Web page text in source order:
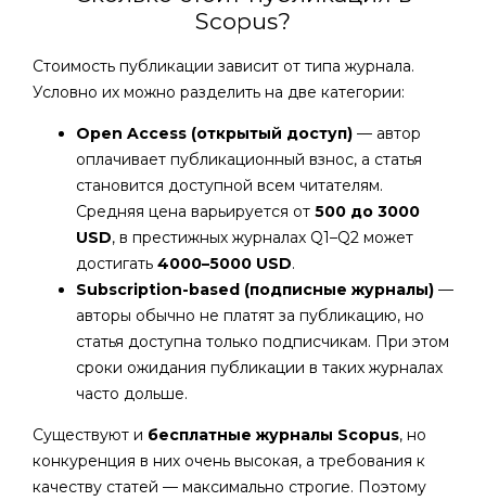
Scopus?
Стоимость публикации зависит от типа журнала.
Условно их можно разделить на две категории:
Open Access (открытый доступ) — автор
оплачивает публикационный взнос, а статья
становится доступной всем читателям.
Средняя цена варьируется от 500 до 3000
USD, в престижных журналах Q1–Q2 может
достигать 4000–5000 USD.
Subscription-based (подписные журналы) —
авторы обычно не платят за публикацию, но
статья доступна только подписчикам. При этом
сроки ожидания публикации в таких журналах
часто дольше.
Существуют и бесплатные журналы Scopus, но
конкуренция в них очень высокая, а требования к
качеству статей — максимально строгие. Поэтому